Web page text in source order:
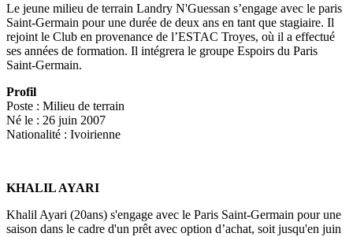
Le jeune milieu de terrain Landry N'Guessan s’engage avec le paris
Saint-Germain pour une durée de deux ans en tant que stagiaire. Il
rejoint le Club en provenance de l’ESTAC Troyes, où il a effectué
ses années de formation. Il intégrera le groupe Espoirs du Paris
Saint-Germain.
Profil
Poste : Milieu de terrain
Né le : 26 juin 2007
Nationalité : Ivoirienne
KHALIL AYARI
Khalil Ayari (20ans) s'engage avec le Paris Saint-Germain pour une
saison dans le cadre d'un prêt avec option d’achat, soit jusqu'en juin